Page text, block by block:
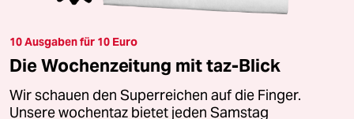
10 Ausgaben für 10 Euro
Die Wochenzeitung mit taz-Blick
Wir schauen den Superreichen auf die Finger.
Unsere wochentaz bietet jeden Samstag